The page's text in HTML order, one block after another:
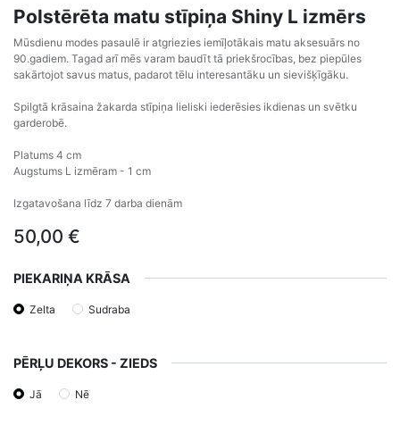
Polstērēta matu stīpiņa Shiny L izmērs
Mūsdienu modes pasaulē ir atgriezies iemīļotākais matu aksesuārs no
90.gadiem. Tagad arī mēs varam baudīt tā priekšrocības, bez piepūles
sakārtojot savus matus, padarot tēlu interesantāku un sievišķīgāku.
Spilgtā krāsaina žakarda stīpiņa lieliski iederēsies ikdienas un svētku
garderobē.
Platums 4 cm
Augstums L izmēram - 1 cm
Izgatavošana līdz 7 darba dienām
50,00 €
PIEKARIŅA KRĀSA
Zelta Sudraba
PĒRĻU DEKORS - ZIEDS
Jā Nē